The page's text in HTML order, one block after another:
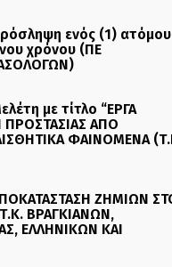
ενός (1) ατόμου
χρόνου (ΠΕ
με τίτλο “ΕΡΓΑ
ΠΡΟΣΤΑΣΙΑΣ ΑΠΟ
ΦΑΙΝΟΜΕΝΑ
ΖΗΜΙΩΝ
ΒΡΑΓΚΙΑΝΩΝ,
ΕΛΛΗΝΙΚΩΝ ΚΑΙ